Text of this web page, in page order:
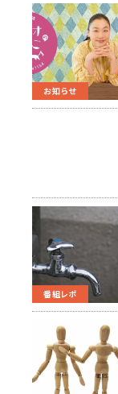
お知らせ
番組レポ